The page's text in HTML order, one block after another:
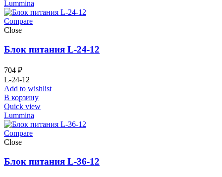
Lummina
Compare
Close
Блок питания L-24-12
704 ₽
L-24-12
Add to wishlist
В корзину
Quick view
Lummina
Compare
Close
Блок питания L-36-12